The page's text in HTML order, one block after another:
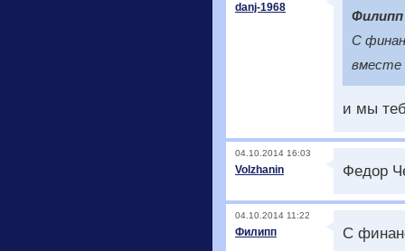
danj-1968
С
вместе
и мы
04.10.2014 16:03
Volzhanin Федор
04.10.2014 11:22
Филипп
С